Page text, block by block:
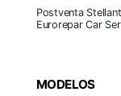
Postventa
Eurorepar Car
MODELOS